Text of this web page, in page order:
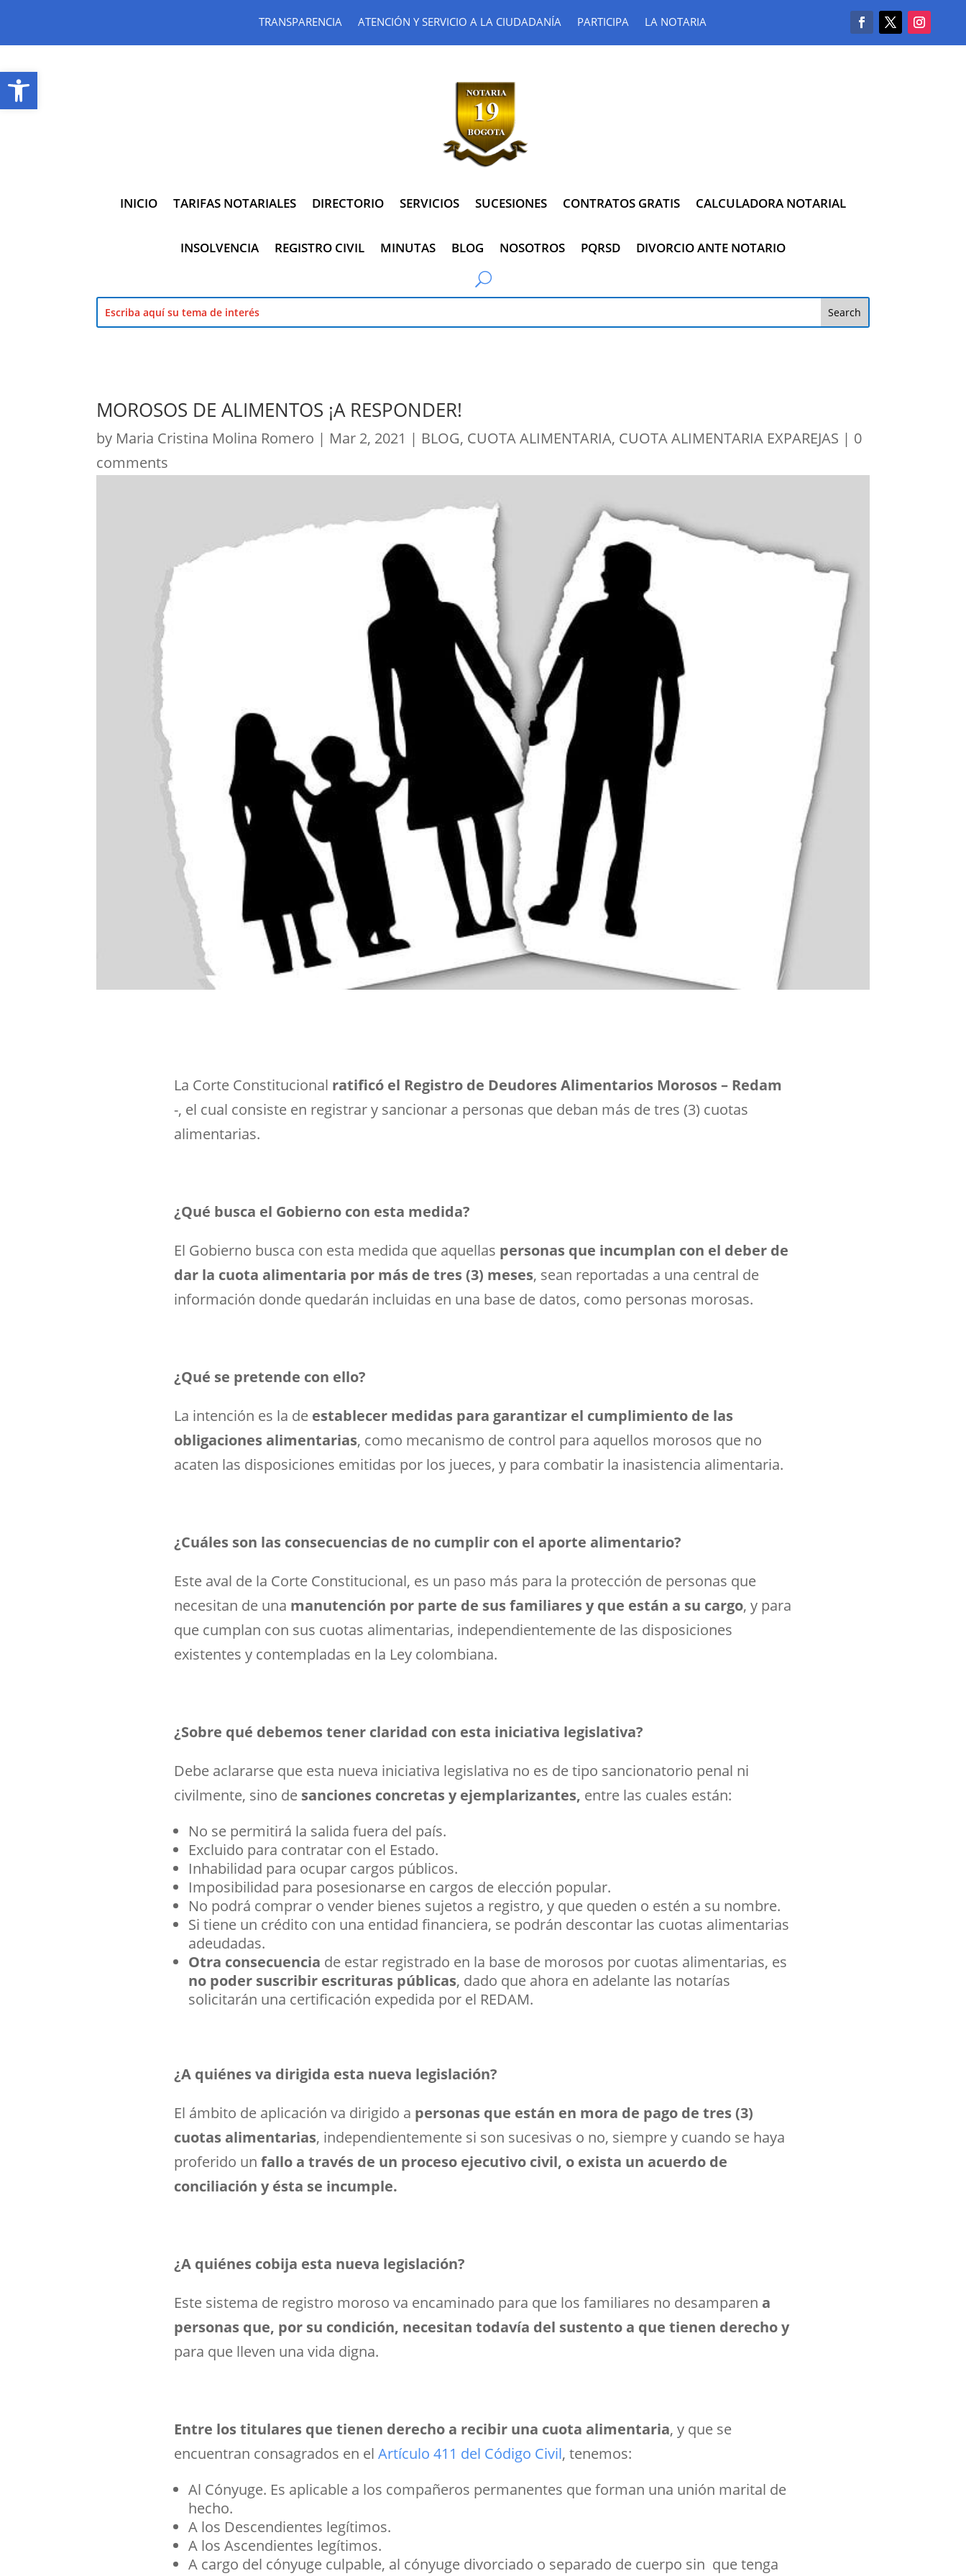
Abrir barra de herramientas
TRANSPARENCIA ATENCIÓN Y SERVICIO A LA CIUDADANÍA PARTICIPA LA NOTARIA
INICIO TARIFAS NOTARIALES DIRECTORIO SERVICIOS SUCESIONES CONTRATOS GRATIS CALCULADORA NOTARIAL
INSOLVENCIA REGISTRO CIVIL MINUTAS BLOG NOSOTROS PQRSD DIVORCIO ANTE NOTARIO
MOROSOS DE ALIMENTOS ¡A RESPONDER!
by Maria Cristina Molina Romero | Mar 2, 2021 | BLOG, CUOTA ALIMENTARIA, CUOTA ALIMENTARIA EXPAREJAS | 0
comments
La Corte Constitucional ratificó el Registro de Deudores Alimentarios Morosos – Redam
-, el cual consiste en registrar y sancionar a personas que deban más de tres (3) cuotas
alimentarias.
¿Qué busca el Gobierno con esta medida?
El Gobierno busca con esta medida que aquellas personas que incumplan con el deber de
dar la cuota alimentaria por más de tres (3) meses, sean reportadas a una central de
información donde quedarán incluidas en una base de datos, como personas morosas.
¿Qué se pretende con ello?
La intención es la de establecer medidas para garantizar el cumplimiento de las
obligaciones alimentarias, como mecanismo de control para aquellos morosos que no
acaten las disposiciones emitidas por los jueces, y para combatir la inasistencia alimentaria.
¿Cuáles son las consecuencias de no cumplir con el aporte alimentario?
Este aval de la Corte Constitucional, es un paso más para la protección de personas que
necesitan de una manutención por parte de sus familiares y que están a su cargo, y para
que cumplan con sus cuotas alimentarias, independientemente de las disposiciones
existentes y contempladas en la Ley colombiana.
¿Sobre qué debemos tener claridad con esta iniciativa legislativa?
Debe aclararse que esta nueva iniciativa legislativa no es de tipo sancionatorio penal ni
civilmente, sino de sanciones concretas y ejemplarizantes, entre las cuales están:
No se permitirá la salida fuera del país.
Excluido para contratar con el Estado.
Inhabilidad para ocupar cargos públicos.
Imposibilidad para posesionarse en cargos de elección popular.
No podrá comprar o vender bienes sujetos a registro, y que queden o estén a su nombre.
Si tiene un crédito con una entidad financiera, se podrán descontar las cuotas alimentarias
adeudadas.
Otra consecuencia de estar registrado en la base de morosos por cuotas alimentarias, es
no poder suscribir escrituras públicas, dado que ahora en adelante las notarías
solicitarán una certificación expedida por el REDAM.
¿A quiénes va dirigida esta nueva legislación?
El ámbito de aplicación va dirigido a personas que están en mora de pago de tres (3)
cuotas alimentarias, independientemente si son sucesivas o no, siempre y cuando se haya
proferido un fallo a través de un proceso ejecutivo civil, o exista un acuerdo de
conciliación y ésta se incumple.
¿A quiénes cobija esta nueva legislación?
Este sistema de registro moroso va encaminado para que los familiares no desamparen a
personas que, por su condición, necesitan todavía del sustento a que tienen derecho y
para que lleven una vida digna.
Entre los titulares que tienen derecho a recibir una cuota alimentaria, y que se
encuentran consagrados en el Artículo 411 del Código Civil, tenemos:
Al Cónyuge. Es aplicable a los compañeros permanentes que forman una unión marital de
hecho.
A los Descendientes legítimos.
A los Ascendientes legítimos.
A cargo del cónyuge culpable, al cónyuge divorciado o separado de cuerpo sin que tenga